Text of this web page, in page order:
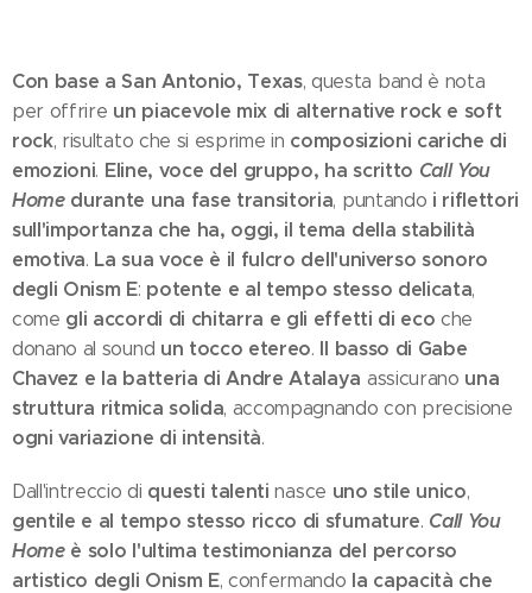
Con base a San Antonio, Texas, questa band è nota
per offrire un piacevole mix di alternative rock e soft
rock, risultato che si esprime in composizioni cariche di
emozioni. Eline, voce del gruppo, ha scritto Call You
Homedurante una fase transitoria, puntando i riflettori
sull'importanza che ha, oggi, il tema della stabilità
emotiva. La sua voce è il fulcro dell'universo sonoro
degli Onism E: potente e al tempo stesso delicata,
come gli accordi di chitarra e gli effetti di eco che
donano al sound un tocco etereo. Il basso di Gabe
Chavez e la batteria di Andre Atalaya assicurano una
struttura ritmica solida, accompagnando con precisione
ogni variazione di intensità.
Dall'intreccio di questi talenti nasce uno stile unico,
gentile e al tempo stesso ricco di sfumature. Call You
Homeè solo l'ultima testimonianza del percorso
artistico degli Onism E, confermando la capacità che